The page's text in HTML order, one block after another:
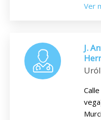
Ver
J.